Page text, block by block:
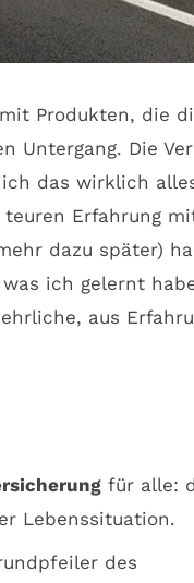
Produkten, die
Untergang. Die
das wirklich
Erfahrung
dazu später)
ich gelernt
aus
für alle:
Lebenssituation.
des